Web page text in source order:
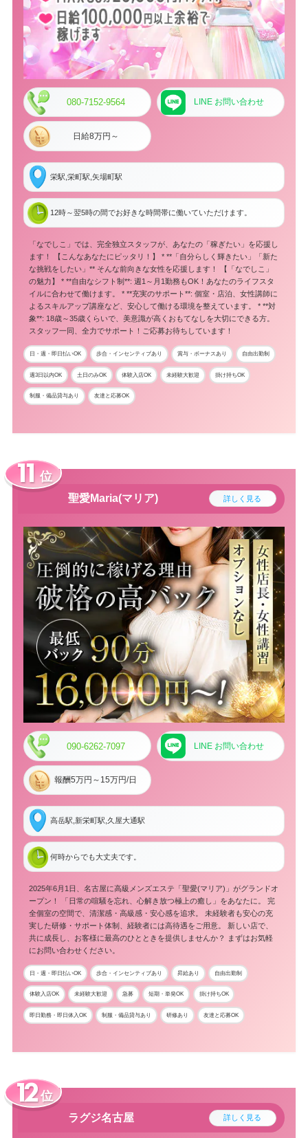
080-7152-9564 LINE お問い合わせ
日給8万円～
栄駅,栄町駅,矢場町駅
12時～翌5時の間でお好きな時間帯に働いていただけます。
「なでしこ」では、完全独立スタッフが、あなたの「稼ぎたい」を応援し
ます！ 【こんなあなたにピッタリ！】 * **「自分らしく輝きたい」「新た
な挑戦をしたい」** そんな前向きな女性を応援します！ 【「なでしこ」
の魅力】 * **自由なシフト制**: 週1～月1勤務もOK！あなたのライフスタ
イルに合わせて働けます。 * **充実のサポート**: 個室・店泊、女性講師に
よるスキルアップ講座など、安心して働ける環境を整えています。 * **対
象**: 18歳～35歳くらいで、美意識が高くおもてなしを大切にできる方。
スタッフ一同、全力でサポート！ご応募お待ちしています！
日・週・即日払いOK 歩合・インセンティブあり 賞与・ボーナスあり 自由出勤制
週3日以内OK 土日のみOK 体験入店OK 未経験大歓迎 掛け持ちOK
制服・備品貸与あり 友達と応募OK
位
聖愛Maria(マリア) 詳しく見る
090-6262-7097 LINE お問い合わせ
報酬5万円～15万円/日
高岳駅,新栄町駅,久屋大通駅
何時からでも大丈夫です。
2025年6月1日、名古屋に高級メンズエステ「聖愛(マリア)」がグランドオ
ープン！ 「日常の喧騒を忘れ、心解き放つ極上の癒し」をあなたに。 完
全個室の空間で、清潔感・高級感・安心感を追求。 未経験者も安心の充
実した研修・サポート体制、経験者には高待遇をご用意。 新しい店で、
共に成長し、お客様に最高のひとときを提供しませんか？ まずはお気軽
にお問い合わせください。
日・週・即日払いOK 歩合・インセンティブあり 昇給あり 自由出勤制
体験入店OK 未経験大歓迎 急募 短期・単発OK 掛け持ちOK
即日勤務・即日体入OK 制服・備品貸与あり 研修あり 友達と応募OK
位
ラグジ名古屋 詳しく見る